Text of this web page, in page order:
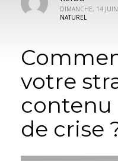
DIMANCHE, 14
NATUREL
votre
contenu
de crise